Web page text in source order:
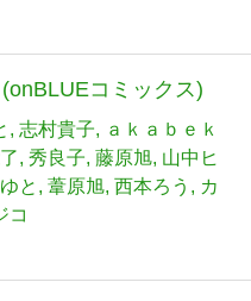
コミックス)
志村貴子
ａｋａｂｅｋ
秀良子 藤原旭 山中ヒ
と 葦原旭 西本ろう
カ
コ